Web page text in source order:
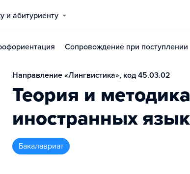
и абитуриенту
Сопровождение при поступлении
Направление «Лингвистика», код 45.03.02
Теория и
иностранных
бакалавриат